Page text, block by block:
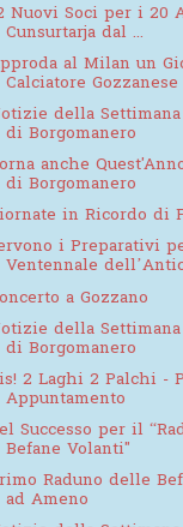
Nuovi Soci per i 20
Cunsurtarja dal ...
al Milan un
Calciatore Gozzanese
della
di Borgomanero
anche
di Borgomanero
in Ricordo di
i Preparativi
Ventennale
a Gozzano
della
di Borgomanero
2 Laghi 2 Palchi -
Appuntamento
Successo per il
Befane Volanti"
Raduno delle
ad Ameno